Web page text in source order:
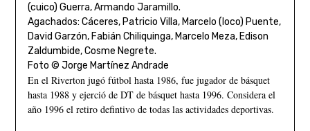
(cuico) Guerra, Armando Jaramillo.
Agachados: Cáceres, Patricio Villa, Marcelo (loco) Puente,
David Garzón, Fabián Chiliquinga, Marcelo Meza, Edison
Zaldumbide, Cosme Negrete.
Foto © Jorge Martínez Andrade
En el Riverton jugó fútbol hasta 1986, fue jugador de básquet
hasta 1988 y ejerció de DT de básquet hasta 1996. Considera el
año 1996 el retiro defintivo de todas las actividades deportivas.